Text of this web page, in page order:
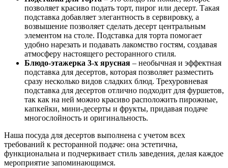
позволяет красиво подать торт, пирог или десерт. Такая
подставка добавляет элегантность в сервировку, а
возвышение позволяет сделать десерт центральным
элементом на столе. Подставка для торта помогает
удобно нарезать и подавать лакомство гостям, создавая
атмосферу настоящего ресторанного стиля.
Блюдо-этажерка 3-х ярусная – необычная и эффектная
подставка для десертов, которая позволяет разместить
сразу несколько видов сладких блюд. Трехуровневая
подставка для десертов отлично подходит для фуршетов,
так как на ней можно красиво расположить пирожные,
капкейки, мини-десерты и фрукты, придавая подаче
многослойность и оригинальность.
Наша посуда для десертов выполнена с учетом всех
требований к ресторанной подаче: она эстетична,
функциональна и подчеркивает стиль заведения, делая каждое
мероприятие запоминающимся.